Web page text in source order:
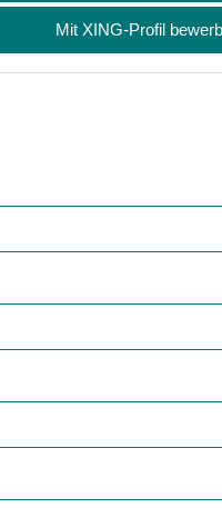
Mit XING-Profil